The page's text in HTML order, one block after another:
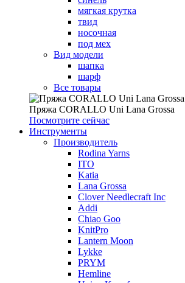
мягкая крутка
твид
носочная
под мех
Вид модели
шапка
шарф
Все товары
Пряжа CORALLO Uni Lana Grossa
Посмотрите сейчас
Инструменты
Производитель
Rodina Yarns
ITO
Katia
Lana Grossa
Clover Needlecraft Inc
Addi
Chiao Goo
KnitPro
Lantern Moon
Lykke
PRYM
Hemline